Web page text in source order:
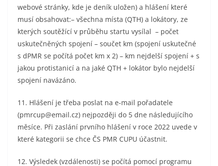
webové stránky, kde je deník uložen) a hlášení které
musí obsahovat:– všechna místa (QTH) a lokátory, ze
kterých soutěžící v průběhu startu vysílal – počet
uskutečněných spojení – součet km (spojení uskutečné
s dPMR se počítá počet km x 2) – km nejdelší spojení + s
jakou protistanicí a na jaké QTH + lokátor bylo nejdelší
spojení navázáno.
11. Hlášení je třeba poslat na e-mail pořadatele
(pmrcup@email.cz) nejpozději do 5 dne následujícího
měsíce. Při zaslání prvního hlášení v roce 2022 uvede v
které kategorii se chce ČS PMR CUPU účastnit.
12. Výsledek (vzdálenosti) se počítá pomocí programu